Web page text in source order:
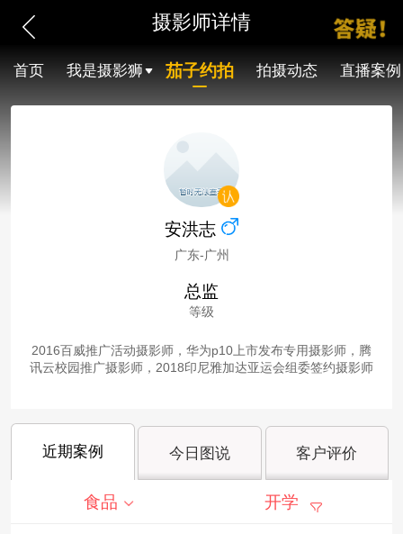
摄影师详情
首页 我是摄影狮 茄子约拍 拍摄动态 直播案例
安洪志
广东-广州
总监
等级
2016百威推广活动摄影师，华为p10上市发布专用摄影师，腾
讯云校园推广摄影师，2018印尼雅加达亚运会组委签约摄影师
近期案例 今日图说 客户评价
食品 开学